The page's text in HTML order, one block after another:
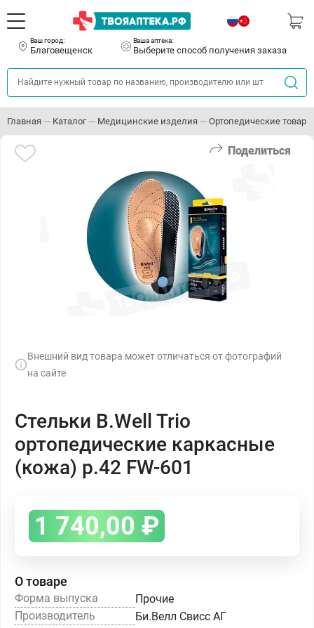
Ваш город:
Благовещенск
Ваша аптека:
Выберите способ получения заказа
Главная Каталог Медицинские изделия Ортопедические товары
Поделиться
Внешний вид товара может отличаться от фотографий
на сайте
Стельки B.Well Trio
ортопедические каркасные
(кожа) р.42 FW-601
1 740,00 ₽
О товаре
Форма выпуска
Прочие
Производитель
Би.Велл Свисс АГ